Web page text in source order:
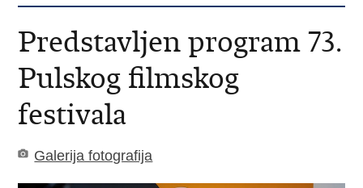
Predstavljen program 73.
Pulskog filmskog
festivala
Galerija fotografija